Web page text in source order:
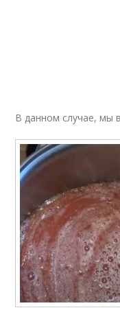
В данном случае, мы